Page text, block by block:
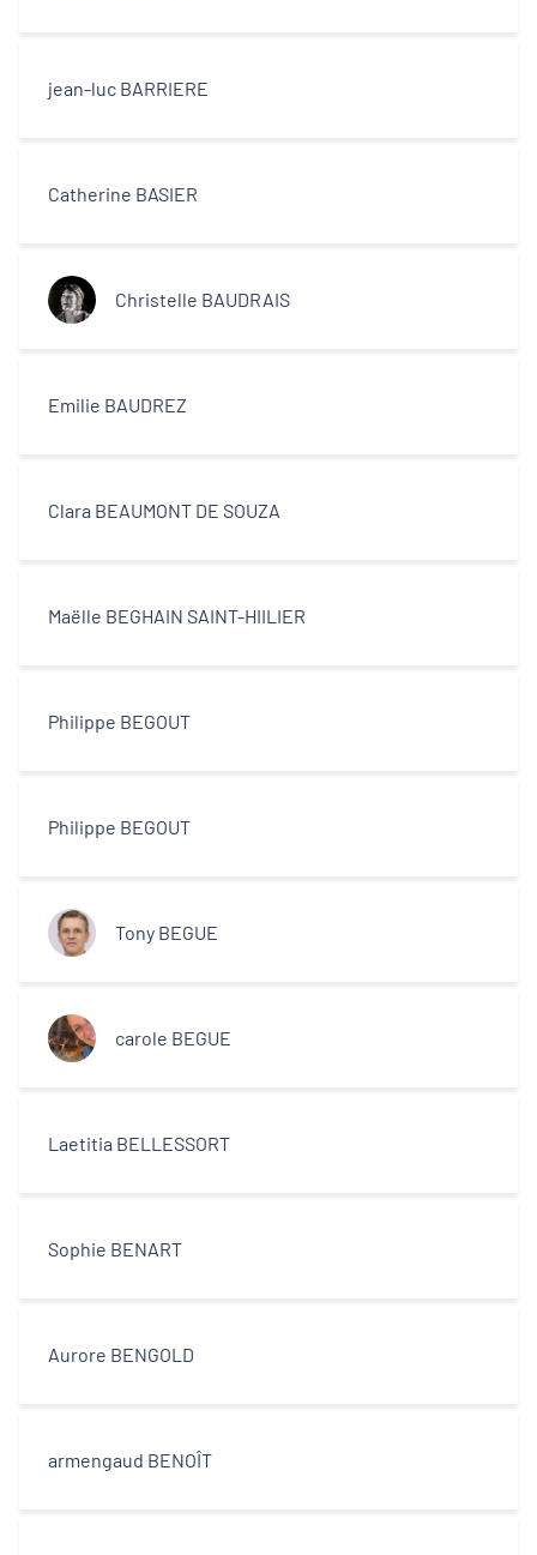
jean-luc BARRIERE
Catherine BASIER
Christelle BAUDRAIS
Emilie BAUDREZ
Clara BEAUMONT DE SOUZA
Maëlle BEGHAIN SAINT-HIILIER
Philippe BEGOUT
Philippe BEGOUT
Tony BEGUE
carole BEGUE
Laetitia BELLESSORT
Sophie BENART
Aurore BENGOLD
armengaud BENOÎT